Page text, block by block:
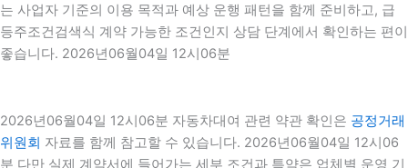
는 사업자 기준의 이용 목적과 예상 운행 패턴을 함께 준비하고, 급
등주조건검색식 계약 가능한 조건인지 상담 단계에서 확인하는 편이
좋습니다. 2026년06월04일 12시06분
2026년06월04일 12시06분 자동차대여 관련 약관 확인은 공정거래
위원회 자료를 함께 참고할 수 있습니다. 2026년06월04일 12시06
분 다만 실제 계약서에 들어가는 세부 조건과 특약은 업체별 운영 기